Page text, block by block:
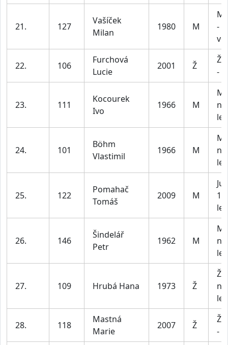
21. 127
Vašíček
Milan
1980 M
-
22. 106
Furchová
Lucie
2001 Ž
-
23. 111
Kocourek
Ivo
1966 M
let
24. 101
Böhm
Vlastimil
1966 M
let
25. 122
Pomahač
Tomáš
2009 M
15
let
26. 146
Šindelář
Petr
1962 M
let
27. 109 Hrubá Hana 1973 Ž
let
28. 118
Mastná
Marie
2007 Ž
-